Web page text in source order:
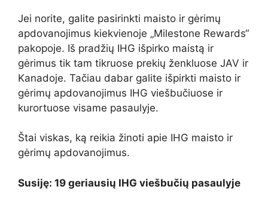
Jei norite, galite pasirinkti maisto ir gėrimų
apdovanojimus kiekvienoje „Milestone Rewards“
pakopoje. Iš pradžių IHG išpirko maistą ir
gėrimus tik tam tikruose prekių ženkluose JAV ir
Kanadoje. Tačiau dabar galite išpirkti maisto ir
gėrimų apdovanojimus IHG viešbučiuose ir
kurortuose visame pasaulyje.
Štai viskas, ką reikia žinoti apie IHG maisto ir
gėrimų apdovanojimus.
Susiję: 19 geriausių IHG viešbučių pasaulyje